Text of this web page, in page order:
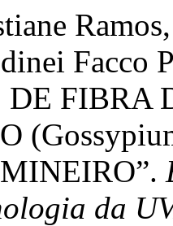
Facco
FIBRA
da